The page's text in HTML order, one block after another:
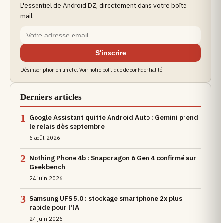
L'essentiel de Android DZ, directement dans votre boîte
mail.
S'inscrire
Désinscription en un clic. Voir notre politique de confidentialité.
Derniers articles
1
Google Assistant quitte Android Auto : Gemini prend
le relais dès septembre
6 août 2026
2 Nothing Phone 4b : Snapdragon 6 Gen 4 confirmé sur
Geekbench
24 juin 2026
3 Samsung UFS 5.0 : stockage smartphone 2x plus
rapide pour l'IA
24 juin 2026